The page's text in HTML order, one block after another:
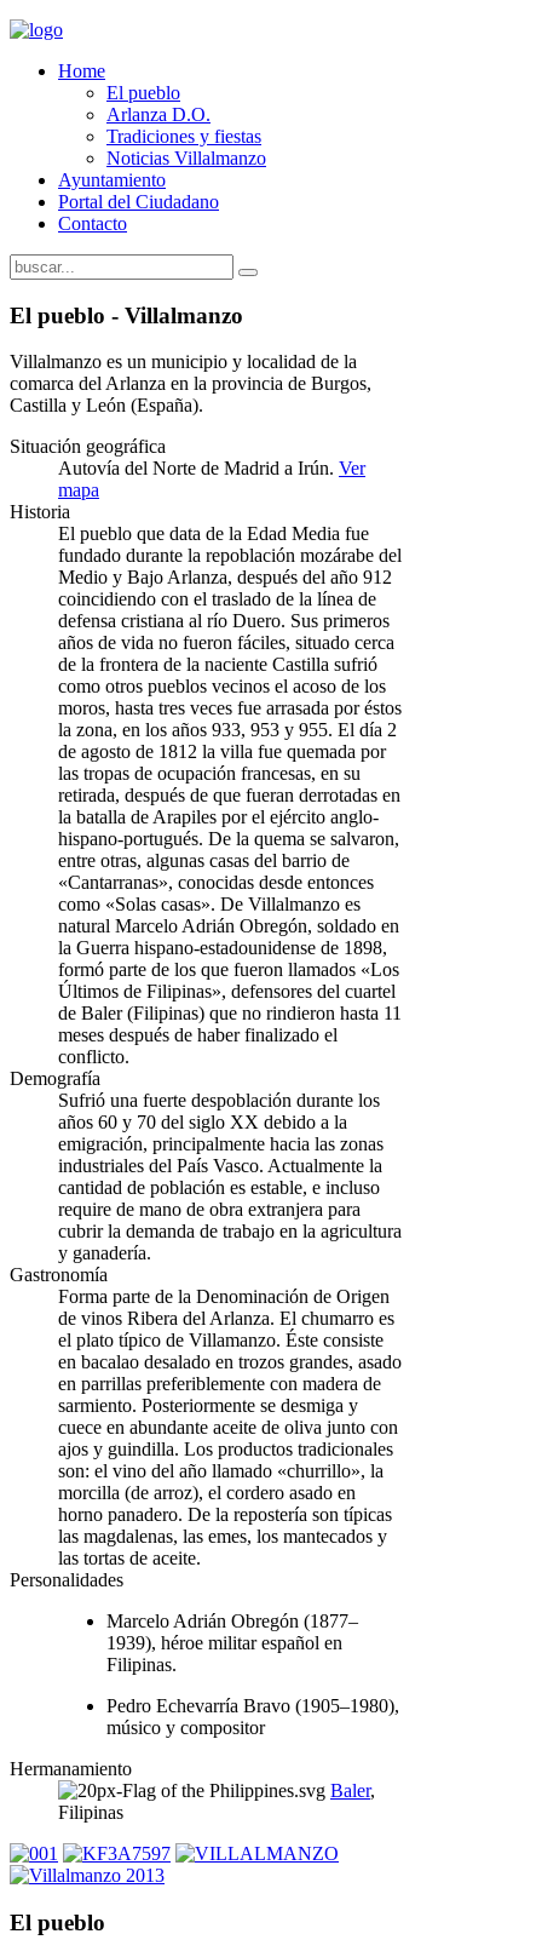
Home
El pueblo
Arlanza D.O.
Tradiciones y fiestas
Noticias Villalmanzo
Ayuntamiento
Portal del Ciudadano
Contacto
El pueblo - Villalmanzo
Villalmanzo es un municipio y localidad de la
comarca del Arlanza en la provincia de Burgos,
Castilla y León (España).
Situación geográfica
Autovía del Norte de Madrid a Irún. Ver
mapa
Historia
El pueblo que data de la Edad Media fue
fundado durante la repoblación mozárabe del
Medio y Bajo Arlanza, después del año 912
coincidiendo con el traslado de la línea de
defensa cristiana al río Duero. Sus primeros
años de vida no fueron fáciles, situado cerca
de la frontera de la naciente Castilla sufrió
como otros pueblos vecinos el acoso de los
moros, hasta tres veces fue arrasada por éstos
la zona, en los años 933, 953 y 955. El día 2
de agosto de 1812 la villa fue quemada por
las tropas de ocupación francesas, en su
retirada, después de que fueran derrotadas en
la batalla de Arapiles por el ejército anglo-
hispano-portugués. De la quema se salvaron,
entre otras, algunas casas del barrio de
«Cantarranas», conocidas desde entonces
como «Solas casas». De Villalmanzo es
natural Marcelo Adrián Obregón, soldado en
la Guerra hispano-estadounidense de 1898,
formó parte de los que fueron llamados «Los
Últimos de Filipinas», defensores del cuartel
de Baler (Filipinas) que no rindieron hasta 11
meses después de haber finalizado el
conflicto.
Demografía
Sufrió una fuerte despoblación durante los
años 60 y 70 del siglo XX debido a la
emigración, principalmente hacia las zonas
industriales del País Vasco. Actualmente la
cantidad de población es estable, e incluso
require de mano de obra extranjera para
cubrir la demanda de trabajo en la agricultura
y ganadería.
Gastronomía
Forma parte de la Denominación de Origen
de vinos Ribera del Arlanza. El chumarro es
el plato típico de Villamanzo. Éste consiste
en bacalao desalado en trozos grandes, asado
en parrillas preferiblemente con madera de
sarmiento. Posteriormente se desmiga y
cuece en abundante aceite de oliva junto con
ajos y guindilla. Los productos tradicionales
son: el vino del año llamado «churrillo», la
morcilla (de arroz), el cordero asado en
horno panadero. De la repostería son típicas
las magdalenas, las emes, los mantecados y
las tortas de aceite.
Personalidades
Marcelo Adrián Obregón (1877–
1939), héroe militar español en
Filipinas.
Pedro Echevarría Bravo (1905–1980),
músico y compositor
Hermanamiento
Baler,
Filipinas
El pueblo